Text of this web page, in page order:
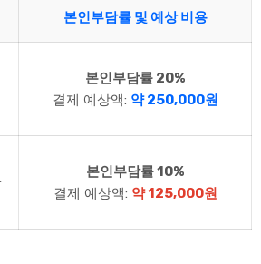
본인부담률 및 예상 비용
본인부담률 20%
결제 예상액: 약 250,000원
본인부담률 10%
결제 예상액: 약 125,000원